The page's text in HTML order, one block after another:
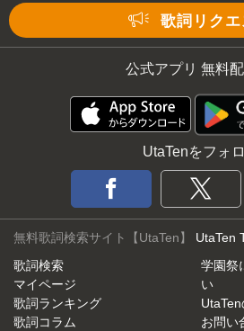
歌詞リクエ
公式アプリ 無料
UtaTenをフォ
無料歌詞検索サイト【UtaTen】 UtaTen
歌詞検索
マイページ
歌詞ランキング
歌詞コラム
学園祭
い
お問い